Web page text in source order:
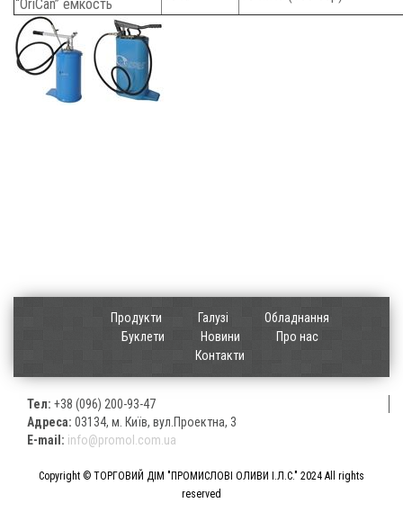
“OriCan” емкость
Продукти Галузі
Обладнання
Буклети
Новини
Про нас
Контакти
Тел: +38 (096) 200-93-47
Адреса: 03134, м. Київ, вул.Проектна, 3
E-mail: info@promol.com.ua
Copyright © ТОРГОВИЙ ДІМ "ПРОМИСЛОВІ ОЛИВИ І.Л.С." 2024 All rights
reserved